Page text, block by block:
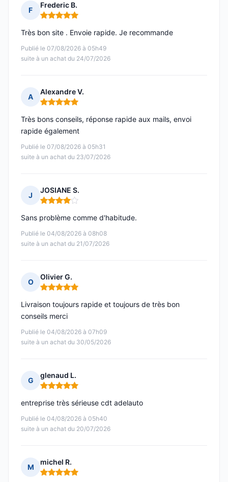
F
Frederic B.
Note : 5 sur 5
Publié le 07/08/2026 à 05h49
suite à un achat du 24/07/2026
Très bon site . Envoie rapide. Je recommande
A
Alexandre V.
Note : 5 sur 5
Publié le 07/08/2026 à 05h31
suite à un achat du 23/07/2026
Très bons conseils, réponse rapide aux mails, envoi
rapide également
J
JOSIANE S.
Note : 4 sur 5
Publié le 04/08/2026 à 08h08
suite à un achat du 21/07/2026
Sans problème comme d'habitude.
O
Olivier G.
Note : 5 sur 5
Publié le 04/08/2026 à 07h09
suite à un achat du 30/05/2026
Livraison toujours rapide et toujours de très bon
conseils merci
G
glenaud L.
Note : 5 sur 5
Publié le 04/08/2026 à 05h40
suite à un achat du 20/07/2026
entreprise très sérieuse cdt adelauto
M
michel R.
Note : 5 sur 5